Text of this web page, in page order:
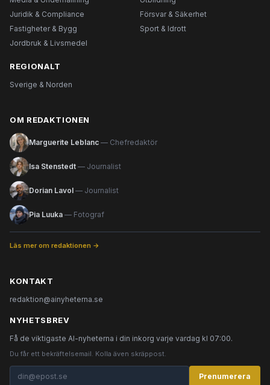
Juridik & Compliance
Försvar & Säkerhet
Fastigheter & Bygg
Sport & Idrott
Jordbruk & Livsmedel
REGIONALT
Sverige & Norden
OM REDAKTIONEN
Marguerite Leblanc — Chefredaktör
Isa Stenstedt — Journalist
Dorian Lavol — Journalist
Pia Luuka — Fotograf
Läs mer om redaktionen →
KONTAKT
redaktion@ainyheterna.se
NYHETSBREV
Få de viktigaste AI-nyheterna i din inkorg varje vardag kl 07:00.
Du får ett bekräftelsemail. Kolla även skräppost.
Prenumerera